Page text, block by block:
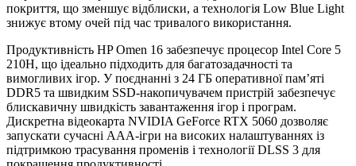
покриття, що зменшує відблиски, а технологія Low Blue Light
знижує втому очей під час тривалого використання.
Продуктивність HP Omen 16 забезпечує процесор Intel Core 5
210H, що ідеально підходить для багатозадачності та
вимогливих ігор. У поєднанні з 24 ГБ оперативної пам’яті
DDR5 та швидким SSD-накопичувачем пристрій забезпечує
блискавичну швидкість завантаження ігор і програм.
Дискретна відеокарта NVIDIA GeForce RTX 5060 дозволяє
запускати сучасні AAA-ігри на високих налаштуваннях із
підтримкою трасування променів і технології DLSS 3 для